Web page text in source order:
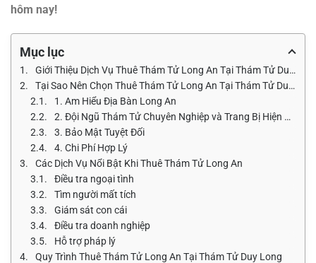
hôm nay!
Mục lục
Giới Thiệu Dịch Vụ Thuê Thám Tử Long An Tại Thám Tử Duy Long
Tại Sao Nên Chọn Thuê Thám Tử Long An Tại Thám Tử Duy Long?
1. Am Hiểu Địa Bàn Long An
2. Đội Ngũ Thám Tử Chuyên Nghiệp và Trang Bị Hiện Đại
3. Bảo Mật Tuyệt Đối
4. Chi Phí Hợp Lý
Các Dịch Vụ Nổi Bật Khi Thuê Thám Tử Long An
Điều tra ngoại tình
Tìm người mất tích
Giám sát con cái
Điều tra doanh nghiệp
Hỗ trợ pháp lý
Quy Trình Thuê Thám Tử Long An Tại Thám Tử Duy Long